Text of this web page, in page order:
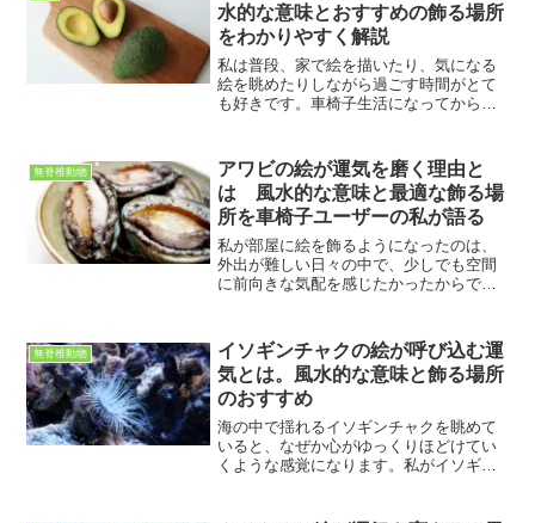
水的な意味とおすすめの飾る場所
をわかりやすく解説
私は普段、家で絵を描いたり、気になる
絵を眺めたりしながら過ごす時間がとて
も好きです。車椅子生活になってから、
の雰囲気や飾るものには自然と興味が湧
きます。そんな中で最近気...
無脊椎動物
アワビの絵が運気を磨く理由と
は 風水的な意味と最適な飾る場
所を車椅子ユーザーの私が語る
私が部屋に絵を飾るようになったのは、
外出が難しい日々の中で、少しでも空間
に前向きな気配を感じたかったからで
を整える場所でもあります。そんな中で
出会ったのが、アワビを描い...
無脊椎動物
イソギンチャクの絵が呼び込む運
気とは。風水的な意味と飾る場所
のおすすめ
海の中で揺れるイソギンチャクを眺めて
いると、なぜか心がゆっくりほどけてい
くような感覚になります。私がイソギン